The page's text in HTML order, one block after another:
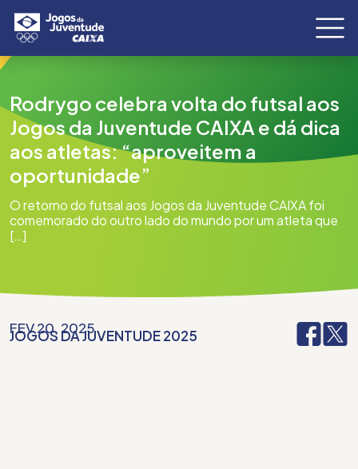
Rodrygo celebra volta do futsal aos
Jogos da Juventude CAIXA e dá dica
aos atletas: “aproveitem a
oportunidade”
O retorno do futsal aos Jogos da Juventude CAIXA foi
comemorado do outro lado do mundo por um atleta que
[…]
FEV 20, 2025
JOGOS DA JUVENTUDE 2025